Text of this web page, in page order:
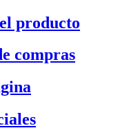
producto
compras